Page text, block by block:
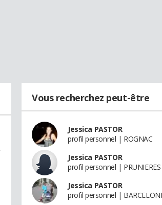
Vous recherchez peut-être
Jessica PASTOR
profil personnel | ROGNAC
Jessica PASTOR
profil personnel | PRUNIERES
Jessica PASTOR
profil personnel |